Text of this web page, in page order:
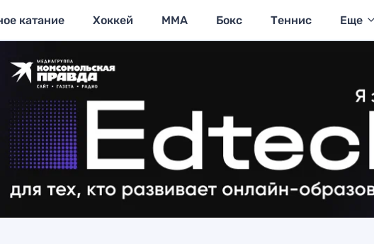
катание Хоккей MMA Бокс Теннис Еще